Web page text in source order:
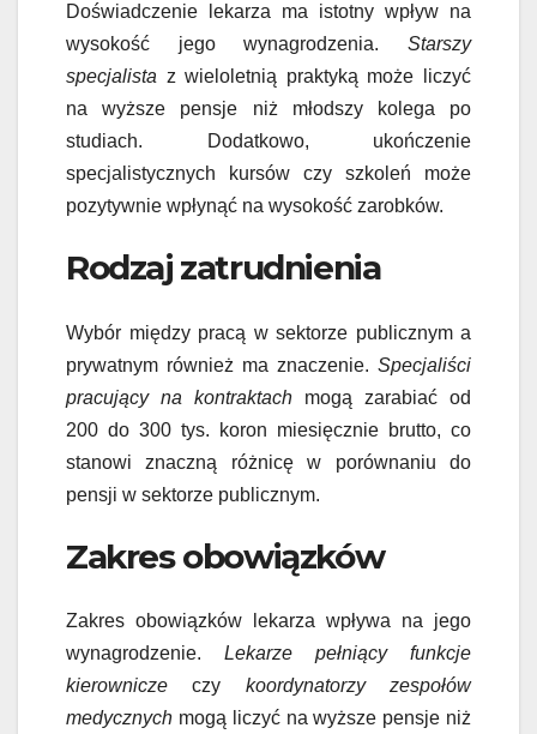
Doświadczenie lekarza ma istotny wpływ na
wysokość jego wynagrodzenia. Starszy
specjalista z wieloletnią praktyką może liczyć
na wyższe pensje niż młodszy kolega po
studiach. Dodatkowo, ukończenie
specjalistycznych kursów czy szkoleń może
pozytywnie wpłynąć na wysokość zarobków.
Rodzaj zatrudnienia
Wybór między pracą w sektorze publicznym a
prywatnym również ma znaczenie. Specjaliści
pracujący na kontraktach mogą zarabiać od
200 do 300 tys. koron miesięcznie brutto, co
stanowi znaczną różnicę w porównaniu do
pensji w sektorze publicznym.
Zakres obowiązków
Zakres obowiązków lekarza wpływa na jego
wynagrodzenie. Lekarze pełniący funkcje
kierownicze czy koordynatorzy zespołów
medycznych mogą liczyć na wyższe pensje niż